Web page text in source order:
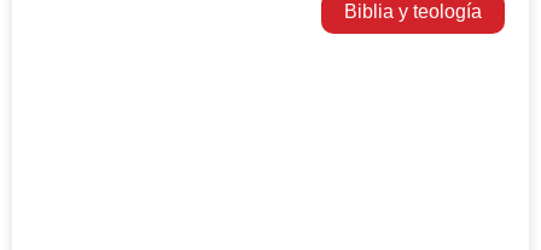
Biblia y teología